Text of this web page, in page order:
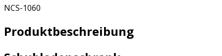
NCS-1060
Produktbeschreibung